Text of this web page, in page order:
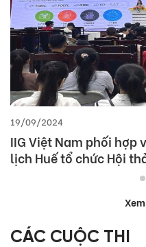
19/09/2024
IIG Việt Nam phối hợp
lịch Huế tổ chức Hội
tiếng Anh- Bí Quyết
CÁC CUỘC THI